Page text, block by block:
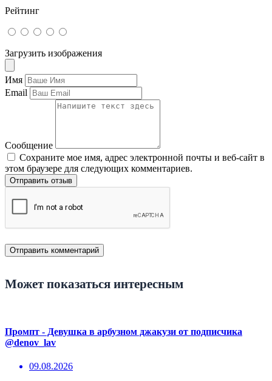
Рейтинг
Загрузить изображения
Имя
Email
Сообщение
Сохраните мое имя, адрес электронной почты и веб-сайт в
этом браузере для следующих комментариев.
Отправить отзыв
Может показаться интересным
Промпт - Девушка в арбузном джакузи от подписчика
@denov_lav
09.08.2026